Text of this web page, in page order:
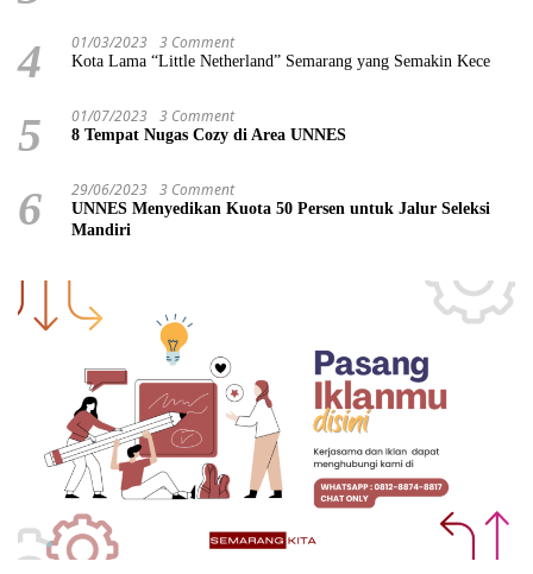
4 01/03/2023 3 Comment
Kota Lama “Little Netherland” Semarang yang Semakin Kece
5 01/07/2023 3 Comment
8 Tempat Nugas Cozy di Area UNNES
6 29/06/2023 3 Comment
UNNES Menyedikan Kuota 50 Persen untuk Jalur Seleksi
Mandiri